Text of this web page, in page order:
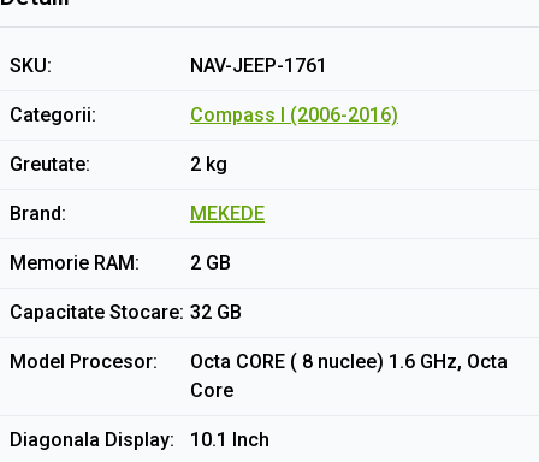
SKU NAV-JEEP-1761
Categorii Compass I (2006-2016)
Greutate 2 kg
Brand MEKEDE
Memorie RAM 2 GB
Capacitate Stocare 32 GB
Model Procesor
Octa CORE ( 8 nuclee) 1.6 GHz, Octa
Core
Diagonala Display 10.1 Inch